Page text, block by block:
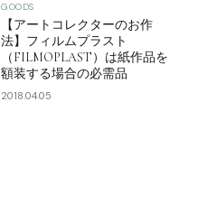
GOODS
【アートコレクターのお作
法】フィルムプラスト
（FILMOPLAST）は紙作品を
額装する場合の必需品
2018.04.05